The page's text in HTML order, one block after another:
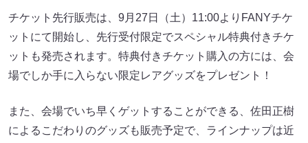
チケット先行販売は、9月27日（土）11:00よりFANYチケ
ットにて開始し、先行受付限定でスペシャル特典付きチケ
ットも発売されます。特典付きチケット購入の方には、会
場でしか手に入らない限定レアグッズをプレゼント！
また、会場でいち早くゲットすることができる、佐田正樹
によるこだわりのグッズも販売予定で、ラインナップは近